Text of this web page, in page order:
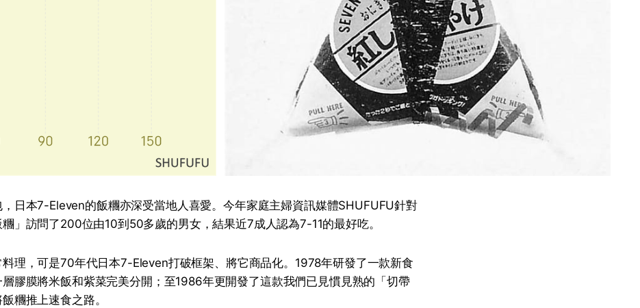
，日本7-Eleven的飯糰亦深受當地人喜愛。今年家庭主婦資訊媒體SHUFUFU針對
糰」訪問了200位由10到50多歲的男女，結果近7成人認為7-11的最好吃。
理，可是70年代日本7-Eleven打破框架、將它商品化。1978年研發了一款新食
膠膜將米飯和紫菜完美分開；至1986年更開發了這款我們已見慣見熟的「切帶
糰推上速食之路。